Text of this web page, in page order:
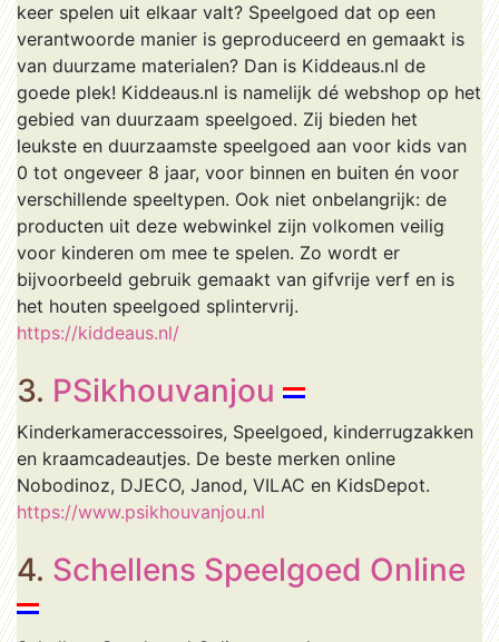
keer spelen uit elkaar valt? Speelgoed dat op een
verantwoorde manier is geproduceerd en gemaakt is
van duurzame materialen? Dan is Kiddeaus.nl de
goede plek! Kiddeaus.nl is namelijk dé webshop op het
gebied van duurzaam speelgoed. Zij bieden het
leukste en duurzaamste speelgoed aan voor kids van
0 tot ongeveer 8 jaar, voor binnen en buiten én voor
verschillende speeltypen. Ook niet onbelangrijk: de
producten uit deze webwinkel zijn volkomen veilig
voor kinderen om mee te spelen. Zo wordt er
bijvoorbeeld gebruik gemaakt van gifvrije verf en is
het houten speelgoed splintervrij.
https://kiddeaus.nl/
3. PSikhouvanjou
Kinderkameraccessoires, Speelgoed, kinderrugzakken
en kraamcadeautjes. De beste merken online
Nobodinoz, DJECO, Janod, VILAC en KidsDepot.
https://www.psikhouvanjou.nl
4. Schellens Speelgoed Online